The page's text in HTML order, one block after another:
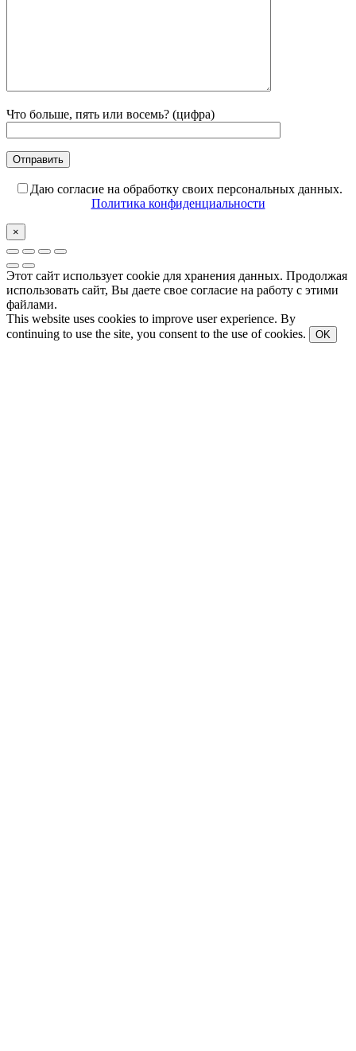
Что больше, пять или восемь? (цифра)
Даю согласие на обработку своих персональных данных.
Политика конфиденциальности
×
Этот сайт использует cookie для хранения данных. Продолжая
использовать сайт, Вы даете свое согласие на работу с этими
файлами.
This website uses cookies to improve user experience. By
continuing to use the site, you consent to the use of cookies.
OK